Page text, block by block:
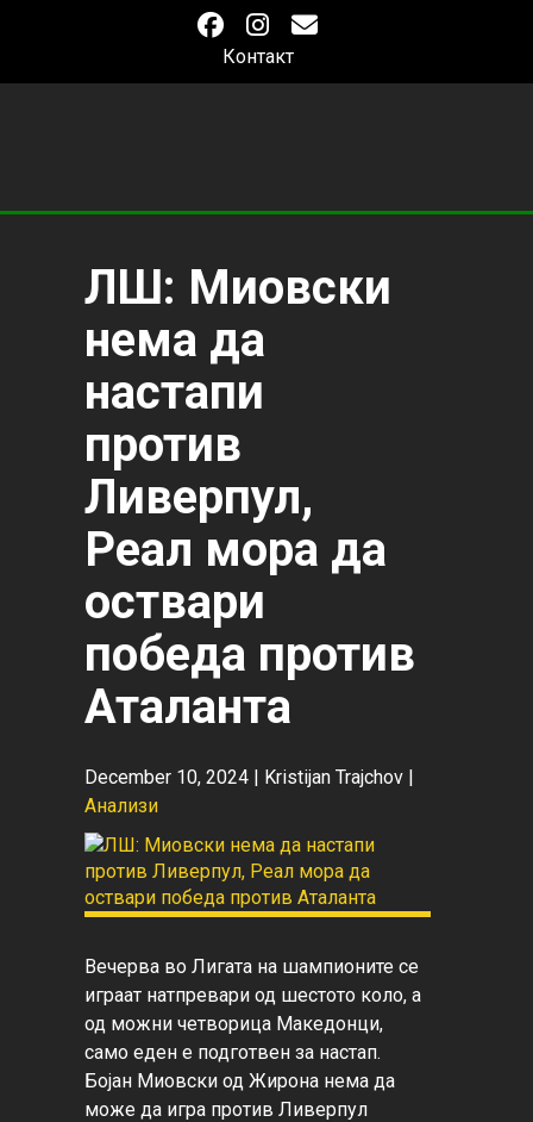
Контакт
ЛШ: Миовски
нема да
настапи
против
Ливерпул,
Реал мора да
оствари
победа против
Аталанта
December 10, 2024 | Kristijan Trajchov |
Анализи
Вечерва во Лигата на шампионите се
играат натпревари од шестото коло, а
од можни четворица Македонци,
само еден е подготвен за настап.
Бојан Миовски од Жирона нема да
може да игра против Ливерпул